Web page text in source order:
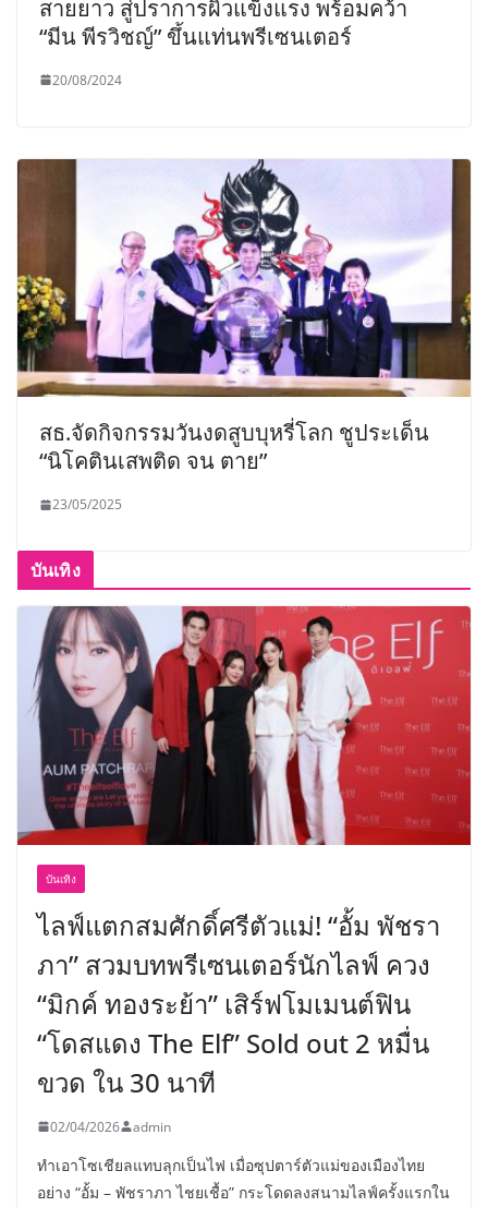
สายยาว สู่ปราการผิวแข็งแรง พร้อมคว้า
“มีน พีรวิชญ์” ขึ้นแท่นพรีเซนเตอร์
20/08/2024
สธ.จัดกิจกรรมวันงดสูบบุหรี่โลก ชูประเด็น
“นิโคตินเสพติด จน ตาย”
23/05/2025
บันเทิง
บันเทิง
ไลฟ์แตกสมศักดิ์ศรีตัวแม่! “อั้ม พัชรา
ภา” สวมบทพรีเซนเตอร์นักไลฟ์ ควง
“มิกค์ ทองระย้า” เสิร์ฟโมเมนต์ฟิน
“โดสแดง The Elf” Sold out 2 หมื่น
ขวด ใน 30 นาที
02/04/2026 admin
ทำเอาโซเชียลแทบลุกเป็นไฟ เมื่อซุปตาร์ตัวแม่ของเมืองไทย
อย่าง “อั้ม – พัชราภา ไชยเชื้อ” กระโดดลงสนามไลฟ์ครั้งแรกใน